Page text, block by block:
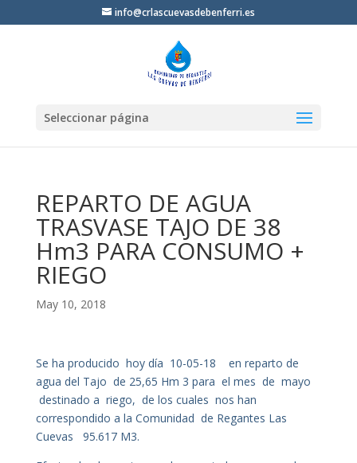
info@crlascuevasdebenferri.es
Seleccionar página
REPARTO DE AGUA
TRASVASE TAJO DE 38
Hm3 PARA CONSUMO +
RIEGO
May 10, 2018
Se ha producido hoy día 10-05-18 en reparto de
agua del Tajo de 25,65 Hm 3 para el mes de mayo
destinado a riego, de los cuales nos han
correspondido a la Comunidad de Regantes Las
Cuevas 95.617 M3.